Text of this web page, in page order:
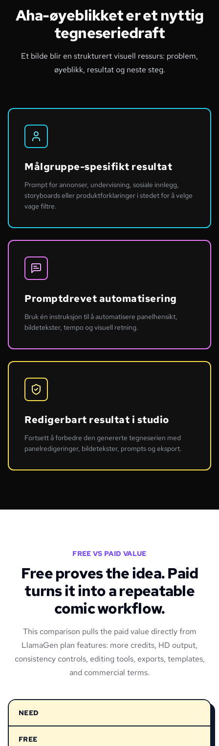
Aha-øyeblikket er et nyttig
tegneseriedraft
Et bilde blir en strukturert visuell ressurs: problem,
øyeblikk, resultat og neste steg.
Målgruppe-spesifikt resultat
Prompt for annonser, undervisning, sosiale innlegg,
storyboards eller produktforklaringer i stedet for å velge
vage filtre.
Promptdrevet automatisering
Bruk én instruksjon til å automatisere panelhensikt,
bildetekster, tempo og visuell retning.
Redigerbart resultat i studio
Fortsett å forbedre den genererte tegneserien med
panelredigeringer, bildetekster, prompts og eksport.
FREE VS PAID VALUE
Free proves the idea. Paid
turns it into a repeatable
comic workflow.
This comparison pulls the paid value directly from
LlamaGen plan features: more credits, HD output,
consistency controls, editing tools, exports, templates,
and commercial terms.
NEED
FREE